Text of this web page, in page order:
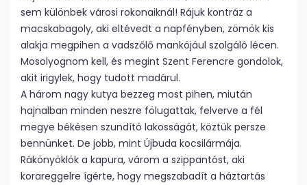
sem különbek városi rokonaiknál! Rájuk kontráz a
macskabagoly, aki eltévedt a napfényben, zömök kis
alakja megpihen a vadszőlő mankójául szolgáló lécen.
Mosolyognom kell, és megint Szent Ferencre gondolok,
akit irigylek, hogy tudott madárul.
A három nagy kutya bezzeg most pihen, miután
hajnalban minden neszre fölugattak, felverve a fél
megye békésen szundító lakosságát, köztük persze
bennünket. De jobb, mint Újbuda kocsilármája.
Rákönyöklök a kapura, várom a szippantóst, aki
korareggelre ígérte, hogy megszabadít a háztartás